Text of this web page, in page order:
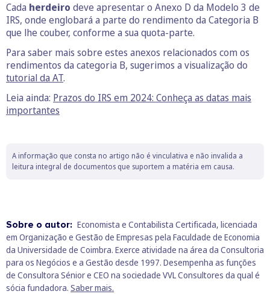
Cada herdeiro deve apresentar o Anexo D da Modelo 3 de
IRS, onde englobará a parte do rendimento da Categoria B
que lhe couber, conforme a sua quota-parte.
Para saber mais sobre estes anexos relacionados com os
rendimentos da categoria B, sugerimos a visualização do
tutorial da AT.
Leia ainda: Prazos do IRS em 2024: Conheça as datas mais
importantes
A informação que consta no artigo não é vinculativa e não invalida a
leitura integral de documentos que suportem a matéria em causa.
Sobre o autor: Economista e Contabilista Certificada, licenciada
em Organização e Gestão de Empresas pela Faculdade de Economia
da Universidade de Coimbra. Exerce atividade na área da Consultoria
para os Negócios e a Gestão desde 1997. Desempenha as funções
de Consultora Sénior e CEO na sociedade VVL Consultores da qual é
sócia fundadora. Saber mais.